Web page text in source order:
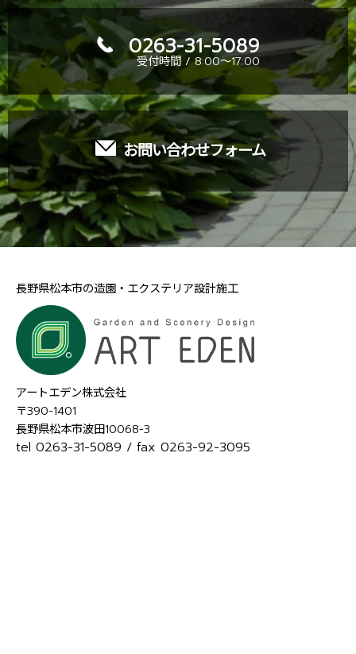
0263-31-5089
受付時間 / 8:00～17:00
お問い合わせフォーム
長野県松本市の造園・エクステリア設計施工
アートエデン株式会社
〒390-1401
長野県松本市波田10068-3
tel 0263-31-5089 / fax 0263-92-3095